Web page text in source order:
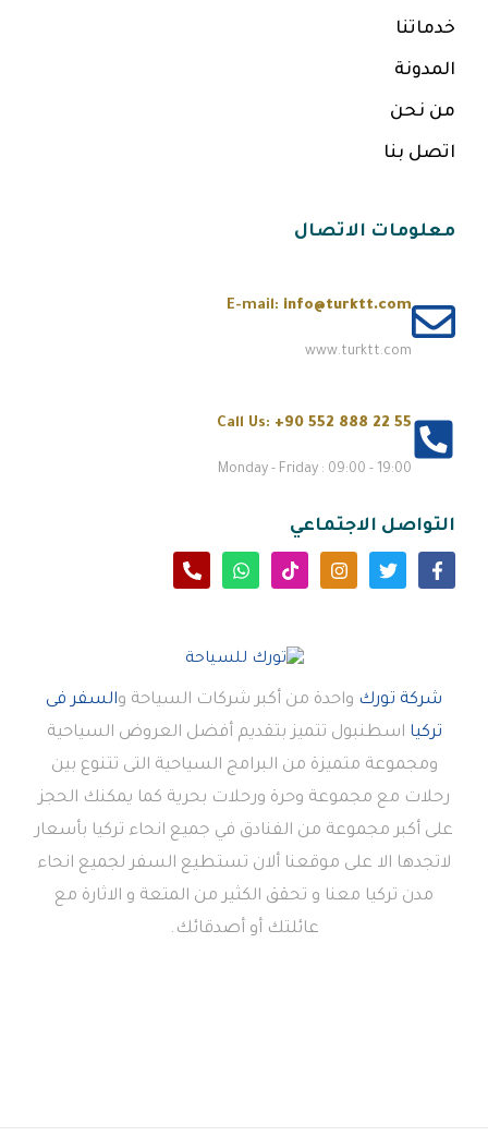
خدماتنا
المدونة
من نحن
اتصل بنا
معلومات الاتصال
E-mail: info@turktt.com
www.turktt.com
Call Us: +90 552 888 22 55
Monday - Friday : 09:00 - 19:00
التواصل الاجتماعي
شركة تورك واحدة من أكبر شركات السياحة والسفر فى
تركيا اسطنبول تتميز بتقديم أفضل العروض السياحية
ومجموعة متميزة من البرامج السياحية التى تتنوع بين
رحلات مع مجموعة وحرة ورحلات بحرية كما يمكنك الحجز
على أكبر مجموعة من الفنادق في جميع انحاء تركيا بأسعار
لاتجدها الا على موقعنا ألان تستطيع السفر لجميع انحاء
مدن تركيا معنا و تحقق الكثير من المتعة و الاثارة مع
عائلتك أو أصدقائك.